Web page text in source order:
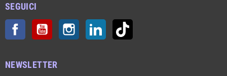
SEGUICI
Facebook YouTube Instagram LinkedIn
NEWSLETTER